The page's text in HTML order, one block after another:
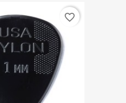
favorite_border